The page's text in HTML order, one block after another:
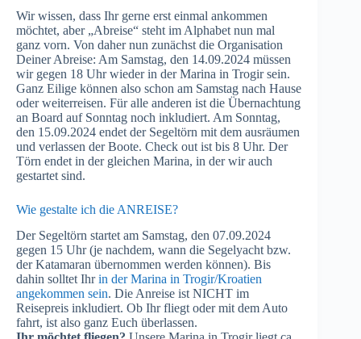
Wir wissen, dass Ihr gerne erst einmal ankommen
möchtet, aber „Abreise“ steht im Alphabet nun mal
ganz vorn. Von daher nun zunächst die Organisation
Deiner Abreise: Am Samstag, den 14.09.2024 müssen
wir gegen 18 Uhr wieder in der Marina in Trogir sein.
Ganz Eilige können also schon am Samstag nach Hause
oder weiterreisen. Für alle anderen ist die Übernachtung
an Board auf Sonntag noch inkludiert. Am Sonntag,
den 15.09.2024 endet der Segeltörn mit dem ausräumen
und verlassen der Boote. Check out ist bis 8 Uhr. Der
Törn endet in der gleichen Marina, in der wir auch
gestartet sind.
Wie gestalte ich die ANREISE?
Der Segeltörn startet am Samstag, den 07.09.2024
gegen 15 Uhr (je nachdem, wann die Segelyacht bzw.
der Katamaran übernommen werden können). Bis
dahin solltet Ihrin der Marina in Trogir/Kroatien
angekommen sein. Die Anreise ist NICHT im
Reisepreis inkludiert. Ob Ihr fliegt oder mit dem Auto
fahrt, ist also ganz Euch überlassen.